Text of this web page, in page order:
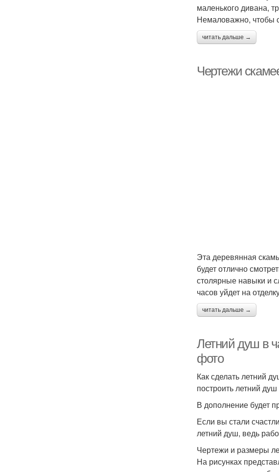
маленького дивана,
Немаловажно, чтобы
читать дальше →
Чертежи
Эта деревянная
будет отлично
столярные навыки и
часов уйдет на
читать дальше →
Летний душ в
фото
Как сделать летний
построить летний
В дополнение будет
Если вы стали
летний душ, ведь
Чертежи и размеры
На рисунках